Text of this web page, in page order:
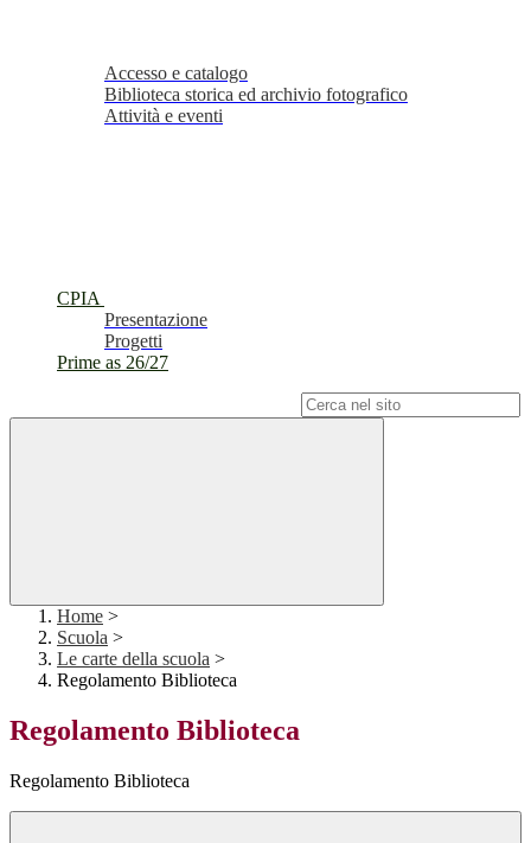
Accesso e catalogo
Biblioteca storica ed archivio fotografico
Attività e eventi
CPIA
Presentazione
Progetti
Prime as 26/27
Home >
Scuola >
Le carte della scuola >
Regolamento Biblioteca
Regolamento Biblioteca
Regolamento Biblioteca